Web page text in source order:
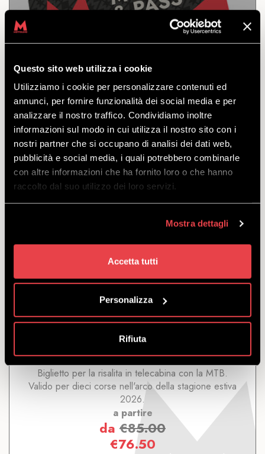
Questo sito web utilizza i cookie
Utilizziamo i cookie per personalizzare contenuti ed
annunci, per fornire funzionalità dei social media e per
analizzare il nostro traffico. Condividiamo inoltre
informazioni sul modo in cui utilizza il nostro sito con i
nostri partner che si occupano di analisi dei dati web,
pubblicità e social media, i quali potrebbero combinarle
con altre informazioni che ha fornito loro o che hanno
raccolto dal suo utilizzo dei loro servizi.
Mostra dettagli
Accetta tutti
Personalizza
Rifiuta
ANDATA CON MTB
SCOPRI
Biglietto per la risalita in telecabina con la MTB.
Disponibile nelle tariffe Normale, Ridotto e Famiglia.
a partire
da €13.00
€12.00
10 ANDATE MTB IN STAGIONE
SCOPRI
Biglietto per la risalita in telecabina con la MTB.
Valido per dieci corse nell'arco della stagione estiva
2026.
a partire
da €85.00
€76.50